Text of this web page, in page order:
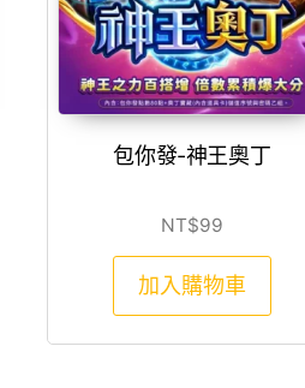
。
：NT$2993。
包你發-神王奧丁
NT$99
加入購物車